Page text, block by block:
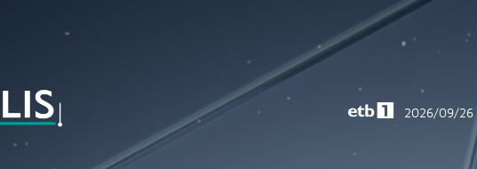
2026/09/26